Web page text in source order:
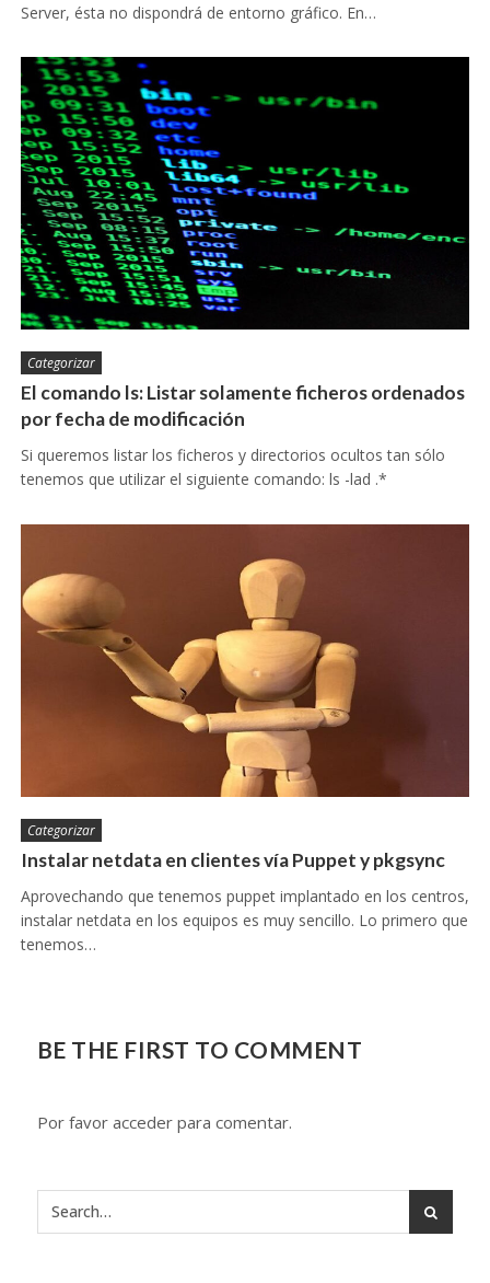
Server, ésta no dispondrá de entorno gráfico. En…
Categorizar
El comando ls: Listar solamente ficheros ordenados
por fecha de modificación
Si queremos listar los ficheros y directorios ocultos tan sólo
tenemos que utilizar el siguiente comando: ls -lad .*
Categorizar
Instalar netdata en clientes vía Puppet y pkgsync
Aprovechando que tenemos puppet implantado en los centros,
instalar netdata en los equipos es muy sencillo. Lo primero que
tenemos…
BE THE FIRST TO COMMENT
Por favor acceder para comentar.